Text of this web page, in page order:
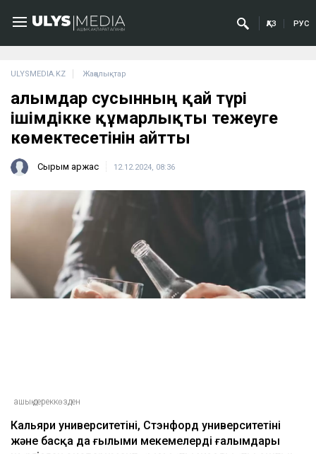
ҚАЗ РУС
ULYSMEDIA.KZ Жаңалықтар
Ғалымдар сусынның қай түрі
ішімдікке құмарлықты тежеуге
көмектесетінін айтты
Сырым Қаржас 12.12.2024, 08:36
ашық дереккөзден
Кальяри университетінің, Стэнфорд университетінің
және басқа да ғылыми мекемелердің ғалымдары